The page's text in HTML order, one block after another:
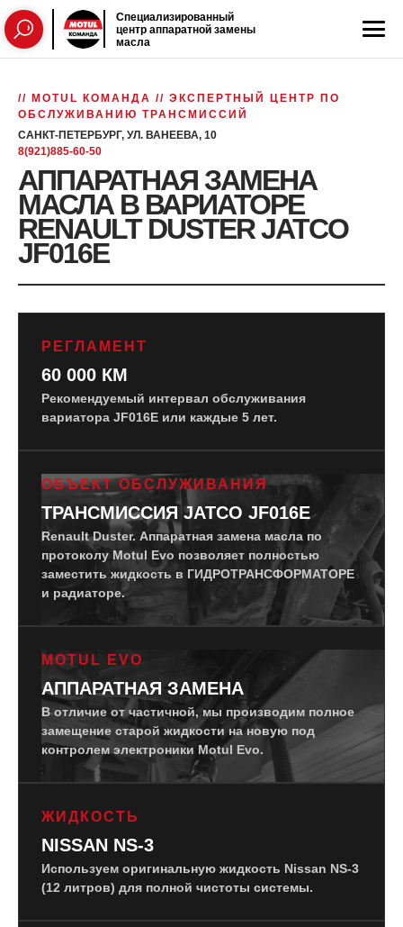
Специализированный
центр аппаратной замены
масла
// MOTUL КОМАНДА // ЭКСПЕРТНЫЙ ЦЕНТР ПО
ОБСЛУЖИВАНИЮ ТРАНСМИССИЙ
САНКТ-ПЕТЕРБУРГ, УЛ. ВАНЕЕВА, 10
8(921)885-60-50
АППАРАТНАЯ ЗАМЕНА
МАСЛА В ВАРИАТОРЕ
RENAULT DUSTER JATCO
JF016E
РЕГЛАМЕНТ
60 000 КМ
Рекомендуемый интервал обслуживания
вариатора JF016E или каждые 5 лет.
ОБЪЕКТ ОБСЛУЖИВАНИЯ
ТРАНСМИССИЯ JATCO JF016E
Renault Duster. Аппаратная замена масла по
протоколу Motul Evo позволяет полностью
заместить жидкость в ГИДРОТРАНСФОРМАТОРЕ
и радиаторе.
MOTUL EVO
АППАРАТНАЯ ЗАМЕНА
В отличие от частичной, мы производим полное
замещение старой жидкости на новую под
контролем электроники Motul Evo.
ЖИДКОСТЬ
NISSAN NS-3
Используем оригинальную жидкость Nissan NS-3
(12 литров) для полной чистоты системы.